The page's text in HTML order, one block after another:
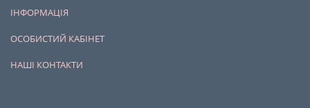
ІНФОРМАЦІЯ
ОСОБИСТИЙ КАБІНЕТ
НАШІ КОНТАКТИ